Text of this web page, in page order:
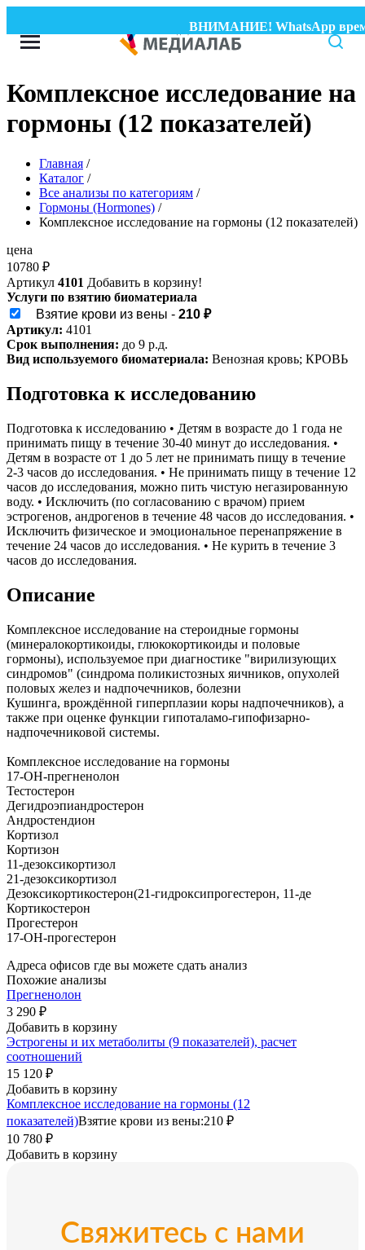
ВНИМАНИЕ! WhatsApp
Комплексное исследование на
гормоны (12 показателей)
Главная /
Каталог /
Все анализы по категориям /
Гормоны (Hormones) /
Комплексное исследование на гормоны (12 показателей)
цена
10780 ₽
Артикул 4101 Добавить в корзину!
Услуги по взятию биоматериала
Взятие крови из вены - 210 ₽
Артикул: 4101
Срок выполнения: до 9 р.д.
Вид используемого биоматериала: Венозная кровь; КРОВЬ
Подготовка к исследованию
Подготовка к исследованию • Детям в возрасте до 1 года не
принимать пищу в течение 30-40 минут до исследования. •
Детям в возрасте от 1 до 5 лет не принимать пищу в течение
2-3 часов до исследования. • Не принимать пищу в течение 12
часов до исследования, можно пить чистую негазированную
воду. • Исключить (по согласованию с врачом) прием
эстрогенов, андрогенов в течение 48 часов до исследования. •
Исключить физическое и эмоциональное перенапряжение в
течение 24 часов до исследования. • Не курить в течение 3
часов до исследования.
Описание
Комплексное исследование на стероидные гормоны
(минералокортикоиды, глюкокортикоиды и половые
гормоны), используемое при диагностике "вирилизующих
синдромов" (синдрома поликистозных яичников, опухолей
половых желез и надпочечников, болезни
Кушинга, врождённой гиперплазии коры надпочечников), а
также при оценке функции гипоталамо-гипофизарно-
надпочечниковой системы.
Комплексное исследование на гормоны
17-ОН-прегненолон
Тестостерон
Дегидроэпиандростерон
Андростендион
Кортизол
Кортизон
11-дезоксикортизол
21-дезоксикортизол
Дезоксикортикостерон(21-гидроксипрогестерон, 11-де
Кортикостерон
Прогестерон
17-ОН-прогестерон
Адреса офисов где вы можете сдать анализ
Похожие анализы
Прегненолон
3 290 ₽
Добавить в корзину
Эстрогены и их метаболиты (9 показателей), расчет
соотношений
15 120 ₽
Добавить в корзину
Комплексное исследование на гормоны (12
показателей)Взятие крови из вены:210 ₽
10 780 ₽
Добавить в корзину
Свяжитесь с нами